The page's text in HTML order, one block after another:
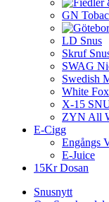
GN
LD Snus
Skruf
SWAG
Swedish
White Fox
X-15
ZYN All
E-Cigg
Engångs
E-Juice
15Kr Dosan
Snusnytt